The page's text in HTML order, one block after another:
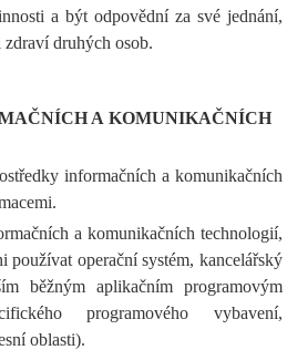
a být odpovědní za své jednání,
druhých osob.
A KOMUNIKAČNÍCH
informačních a komunikačních
a komunikačních technologií,
používat operační systém, kancelářský
běžným aplikačním programovým
programového vybavení,
oblasti).